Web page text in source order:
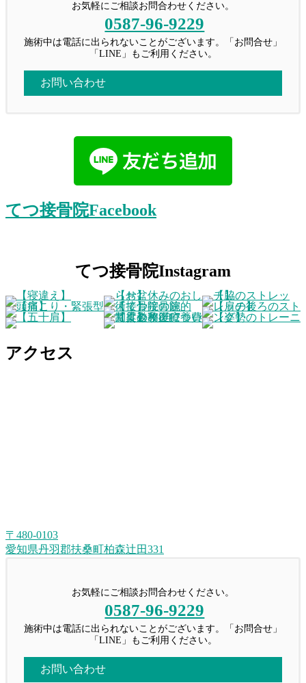
お気軽にご相談お問合わせください。
0587-96-9229
施術中は電話に出られないことがございます。「お問合せ」
「LINE」もご利用ください。
お問い合わせ
てつ接骨院Facebook
てつ接骨院Instagram
アクセス
〒480-0103
愛知県丹羽郡扶桑町柏森辻田331
お気軽にご相談お問合わせください。
0587-96-9229
施術中は電話に出られないことがございます。「お問合せ」
「LINE」もご利用ください。
お問い合わせ